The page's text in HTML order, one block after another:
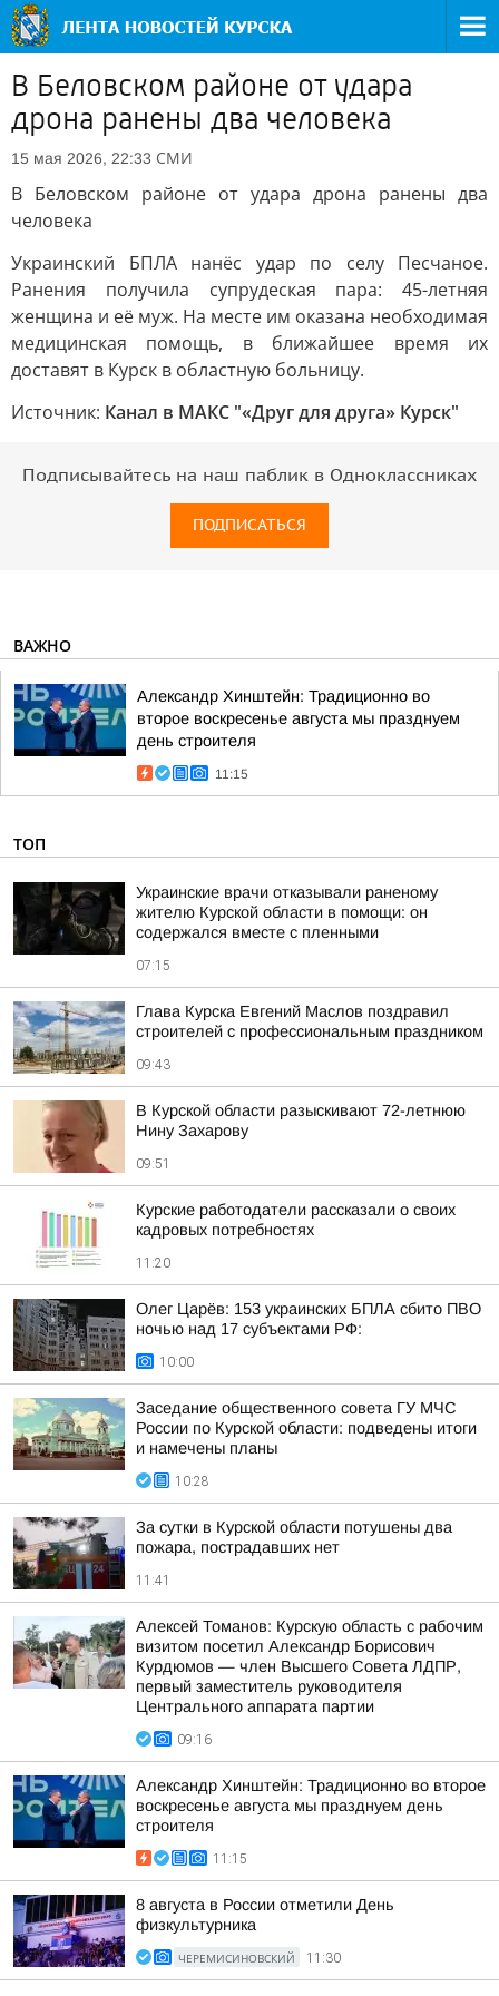
В Беловском районе от удара
дрона ранены два человека
15 мая 2026, 22:33 СМИ
В Беловском районе от удара дрона ранены два
человека
Украинский БПЛА нанёс удар по селу Песчаное.
Ранения получила супрудеская пара: 45-летняя
женщина и её муж. На месте им оказана необходимая
медицинская помощь, в ближайшее время их
доставят в Курск в областную больницу.
Источник: Канал в МАКС "«Друг для друга» Курск"
Подписывайтесь на наш паблик в Одноклассниках
ПОДПИСАТЬСЯ
ВАЖНО
Александр Хинштейн: Традиционно во
второе воскресенье августа мы празднуем
день строителя
11:15
ТОП
Украинские врачи отказывали раненому
жителю Курской области в помощи: он
содержался вместе с пленными
07:15
Глава Курска Евгений Маслов поздравил
строителей с профессиональным праздником
09:43
В Курской области разыскивают 72-летнюю
Нину Захарову
09:51
Курские работодатели рассказали о своих
кадровых потребностях
11:20
Олег Царёв: 153 украинских БПЛА сбито ПВО
ночью над 17 субъектами РФ:
10:00
Заседание общественного совета ГУ МЧС
России по Курской области: подведены итоги
и намечены планы
10:28
За сутки в Курской области потушены два
пожара, пострадавших нет
11:41
Алексей Томанов: Курскую область с рабочим
визитом посетил Александр Борисович
Курдюмов — член Высшего Совета ЛДПР,
первый заместитель руководителя
Центрального аппарата партии
09:16
Александр Хинштейн: Традиционно во второе
воскресенье августа мы празднуем день
строителя
11:15
8 августа в России отметили День
физкультурника
ЧЕРЕМИСИНОВСКИЙ 11:30